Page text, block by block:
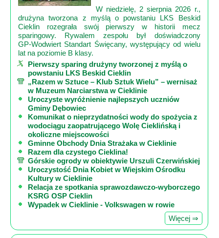
W niedzielę, 2 sierpnia 2026 r.,
drużyna tworzona z myślą o powstaniu LKS Beskid
Cieklin rozegrała swój pierwszy w historii mecz
sparingowy. Rywalem zespołu był doświadczony
GP‑Wodwiert Standart Święcany, występujący od wielu
lat na poziomie B klasy.
Pierwszy sparing drużyny tworzonej z myślą o
powstaniu LKS Beskid Cieklin
„Razem w Sztuce – Klub Sztuk Wielu” – wernisaż
w Muzeum Narciarstwa w Cieklinie
Uroczyste wyróżnienie najlepszych uczniów
Gminy Dębowiec
Komunikat o nieprzydatności wody do spożycia z
wodociągu zaopatrującego Wolę Cieklińską i
okoliczne miejscowości
Gminne Obchody Dnia Strażaka w Cieklinie
Razem dla czystego Cieklina!
Górskie ogrody w obiektywie Urszuli Czerwińskiej
Uroczystość Dnia Kobiet w Wiejskim Ośrodku
Kultury w Cieklinie
Relacja ze spotkania sprawozdawczo-wyborczego
KSRG OSP Cieklin
Wypadek w Cieklinie - Volkswagen w rowie
Więcej ⇒